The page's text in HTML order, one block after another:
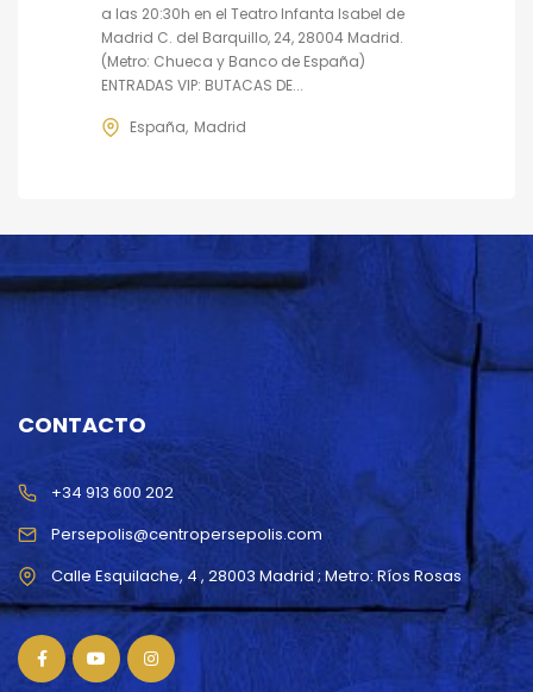
a las 20:30h en el Teatro Infanta Isabel de
Madrid C. del Barquillo, 24, 28004 Madrid.
(Metro: Chueca y Banco de España)
ENTRADAS VIP: BUTACAS DE...
España Madrid
CONTACTO
Persepolis@centropersepolis.com
+34 913 600 202